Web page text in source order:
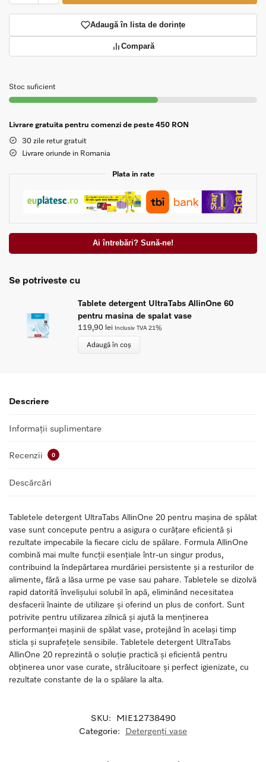
Adaugă în lista de dorințe
Compară
Stoc suficient
Livrare gratuita pentru comenzi de peste 450 RON
30 zile retur gratuit
Livrare oriunde in Romania
Plata in rate
Ai întrebări? Sună-ne!
Se potriveste cu
Tablete detergent UltraTabs AllinOne 60
pentru masina de spalat vase
119,90 lei Inclusiv TVA 21%
Adaugă în coș
Descriere
Informații suplimentare
Recenzii 0
Descărcări
Tabletele detergent UltraTabs AllinOne 20 pentru mașina de spălat
vase sunt concepute pentru a asigura o curățare eficientă și
rezultate impecabile la fiecare ciclu de spălare. Formula AllinOne
combină mai multe funcții esențiale într-un singur produs,
contribuind la îndepărtarea murdăriei persistente și a resturilor de
alimente, fără a lăsa urme pe vase sau pahare. Tabletele se dizolvă
rapid datorită învelișului solubil în apă, eliminând necesitatea
desfacerii înainte de utilizare și oferind un plus de confort. Sunt
potrivite pentru utilizarea zilnică și ajută la menținerea
performanței mașinii de spălat vase, protejând în același timp
sticla și suprafețele sensibile. Tabletele detergent UltraTabs
AllinOne 20 reprezintă o soluție practică și eficientă pentru
obținerea unor vase curate, strălucitoare și perfect igienizate, cu
rezultate constante de la o spălare la alta.
SKU:
MIE12738490
Categorie:
Detergenți vase